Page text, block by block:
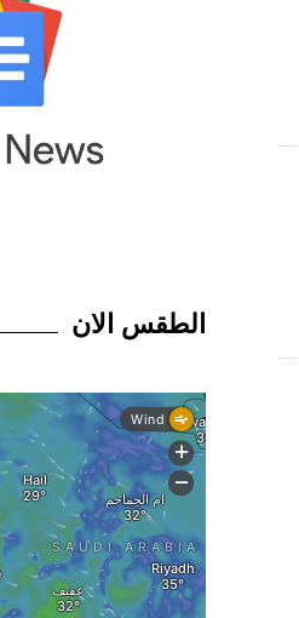
الطقس الان